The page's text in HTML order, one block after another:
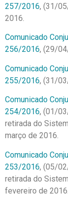
257/2016, (31/
2016.
Comunicado
256/2016, (29/
Comunicado
255/2016, (31/
Comunicado
254/2016, (01/
retirada do
março de 2016.
Comunicado
253/2016, (05/
retirada do
fevereiro de 2016.